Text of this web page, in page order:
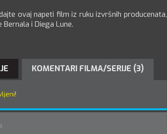
ovaj napeti film iz ruku izvršnih producenata,
i Diega Lune.
KOMENTARI FILMA/SERIJE (3)
!